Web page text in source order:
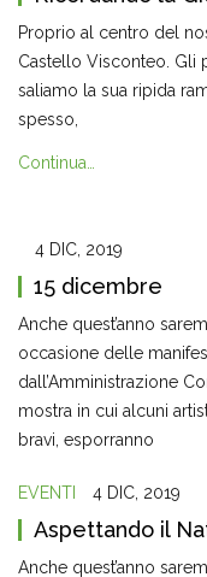
Proprio al centro del
Castello Visconteo. Gli
saliamo la sua ripida
spesso,
Continua…
4 DIC, 2019
15 dicembre
Anche quest’anno
occasione delle
dall’Amministrazione
mostra in cui alcuni
bravi, esporranno
EVENTI 4 DIC, 2019
Aspettando il
Anche quest’anno